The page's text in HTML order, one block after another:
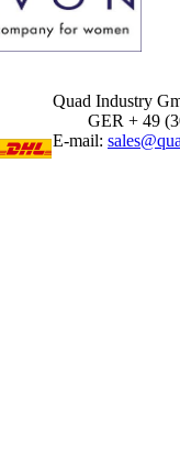
Quad Industry
GER + 49
E-mail: